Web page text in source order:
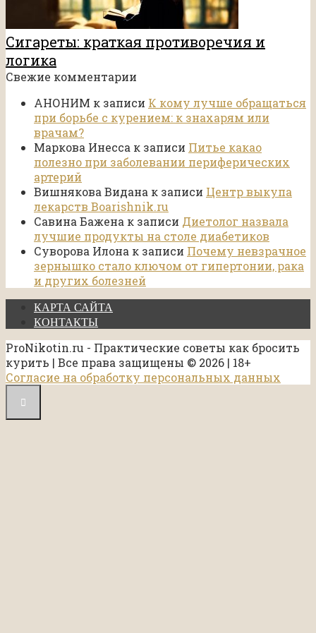
Сигареты: краткая противоречия и
логика
Свежие комментарии
АНОНИМ к записи К кому лучше обращаться
при борьбе с курением: к знахарям или
врачам?
Маркова Инесса к записи Питье какао
полезно при заболевании периферических
артерий
Вишнякова Видана к записи Центр выкупа
лекарств Boarishnik.ru
Савина Бажена к записи Диетолог назвала
лучшие продукты на столе диабетиков
Суворова Илона к записи Почему невзрачное
зернышко стало ключом от гипертонии, рака
и других болезней
КАРТА САЙТА
КОНТАКТЫ
ProNikotin.ru - Практические советы как бросить
курить | Все права защищены © 2026 | 18+
Согласие на обработку персональных данных